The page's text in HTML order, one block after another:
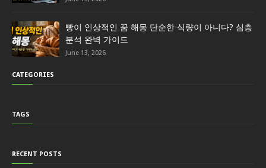
빵이 인상적인 꿈 해몽 단순한 식량이 아니다? 심층
분석 완벽 가이드
June 13, 2026
CATEGORIES
TAGS
RECENT POSTS